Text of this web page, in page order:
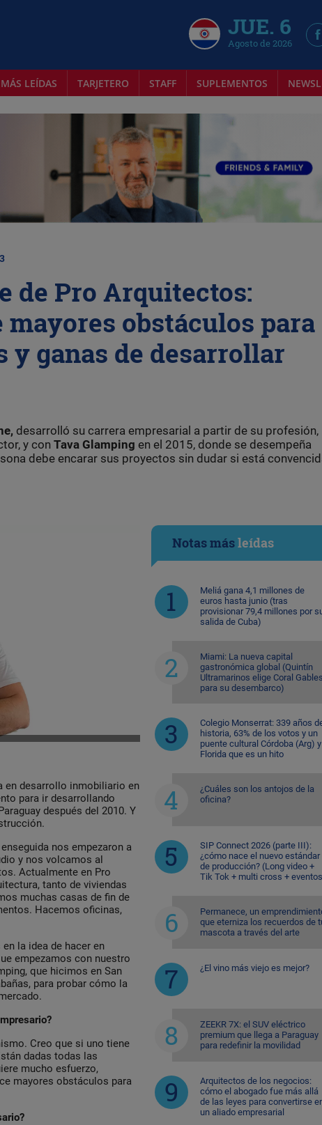
JUE. 6
Agosto de 2026
LEÍDAS TARJETERO STAFF SUPLEMENTOS
de Pro Arquitectos:
mayores obstáculos para
y ganas de desarrollar
desarrolló su carrera empresarial a partir de su profesión,
y con Tava Glamping en el 2015, donde se desempeña
debe encarar sus proyectos sin dudar si está
en desarrollo inmobiliario en
para ir desarrollando
después del 2010. Y
nos empezaron a
y nos volcamos al
Actualmente en Pro
tanto de viviendas
muchas casas de fin de
Hacemos oficinas,
la idea de hacer en
empezamos con nuestro
que hicimos en San
para probar cómo la
Creo que si uno tiene
dadas todas las
mucho esfuerzo,
mayores obstáculos para
Notas másleídas
Meliá gana 4,1 millones de
euros hasta junio (tras
provisionar 79,4 millones por
salida de Cuba)
Miami: La nueva capital
gastronómica global (Quintín
Ultramarinos elige Coral Gables
para su desembarco)
Colegio Monserrat: 339 años
historia, 63% de los votos y un
puente cultural Córdoba (Arg) y
Florida que es un hito
¿Cuáles son los antojos de la
oficina?
SIP Connect 2026 (parte III):
¿cómo nace el nuevo estándar
de producción? (Long video +
Tik Tok + multi cross +
Permanece, un
que eterniza los recuerdos de
mascota a través del arte
¿El vino más viejo es mejor?
ZEEKR 7X: el SUV eléctrico
premium que llega a Paraguay
para redefinir la movilidad
Arquitectos de los negocios:
cómo el abogado fue más allá
de las leyes para convertirse
un aliado empresarial